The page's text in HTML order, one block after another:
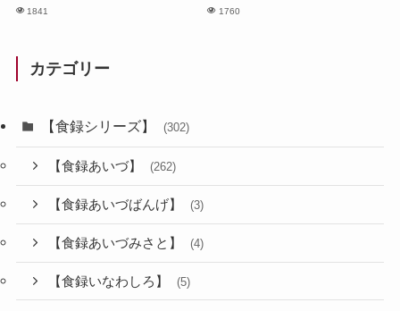
1841
1760
カテゴリー
【食録シリーズ】 (302)
【食録あいづ】 (262)
【食録あいづばんげ】 (3)
【食録あいづみさと】 (4)
【食録いなわしろ】 (5)